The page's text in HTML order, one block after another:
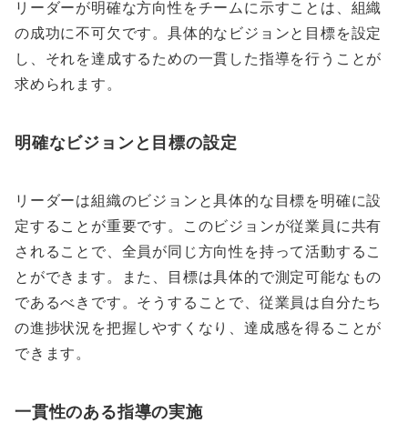
リーダーが明確な方向性をチームに示すことは、組織
の成功に不可欠です。具体的なビジョンと目標を設定
し、それを達成するための一貫した指導を行うことが
求められます。
明確なビジョンと目標の設定
リーダーは組織のビジョンと具体的な目標を明確に設
定することが重要です。このビジョンが従業員に共有
されることで、全員が同じ方向性を持って活動するこ
とができます。また、目標は具体的で測定可能なもの
であるべきです。そうすることで、従業員は自分たち
の進捗状況を把握しやすくなり、達成感を得ることが
できます。
一貫性のある指導の実施